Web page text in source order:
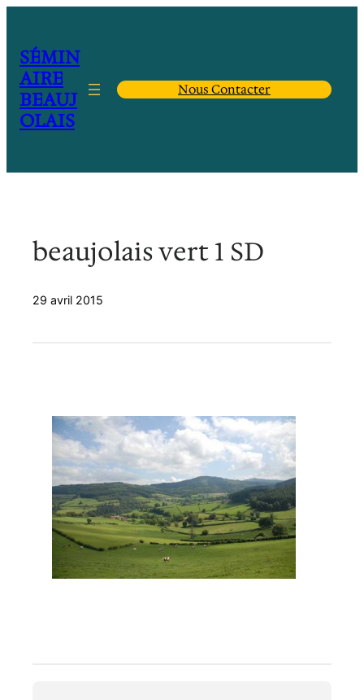
contenu
SÉMIN
AIRE
BEAUJ
OLAIS
Nous Contacter
beaujolais vert 1 SD
29 avril 2015